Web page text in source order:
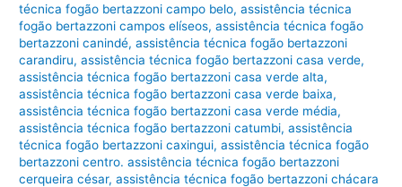
técnica fogão bertazzoni campo belo,assistência técnica
fogão bertazzoni campos elíseos,assistência técnica fogão
bertazzoni canindé,assistência técnica fogão bertazzoni
carandiru,assistência técnica fogão bertazzoni casa verde,
assistência técnica fogão bertazzoni casa verde alta,
assistência técnica fogão bertazzoni casa verde baixa,
assistência técnica fogão bertazzoni casa verde média,
assistência técnica fogão bertazzoni catumbi,assistência
técnica fogão bertazzoni caxingui,assistência técnica fogão
bertazzoni centro. assistência técnica fogão bertazzoni
cerqueira césar,assistência técnica fogão bertazzoni chácara